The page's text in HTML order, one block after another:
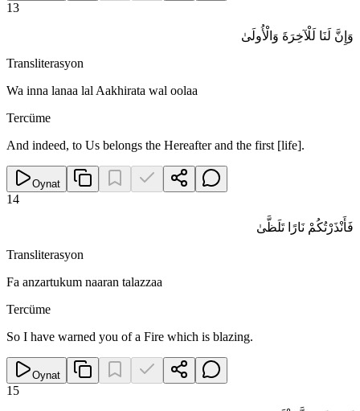
13
وَإِنَّ لَنَا لَلْآخِرَةَ وَالْأُولَىٰ
Transliterasyon
Wa inna lanaa lal Aakhirata wal oolaa
Tercüme
And indeed, to Us belongs the Hereafter and the first [life].
Oynat
14
فَأَنْذَرْتُكُمْ نَارًا تَلَظَّىٰ
Transliterasyon
Fa anzartukum naaran talazzaa
Tercüme
So I have warned you of a Fire which is blazing.
Oynat
15